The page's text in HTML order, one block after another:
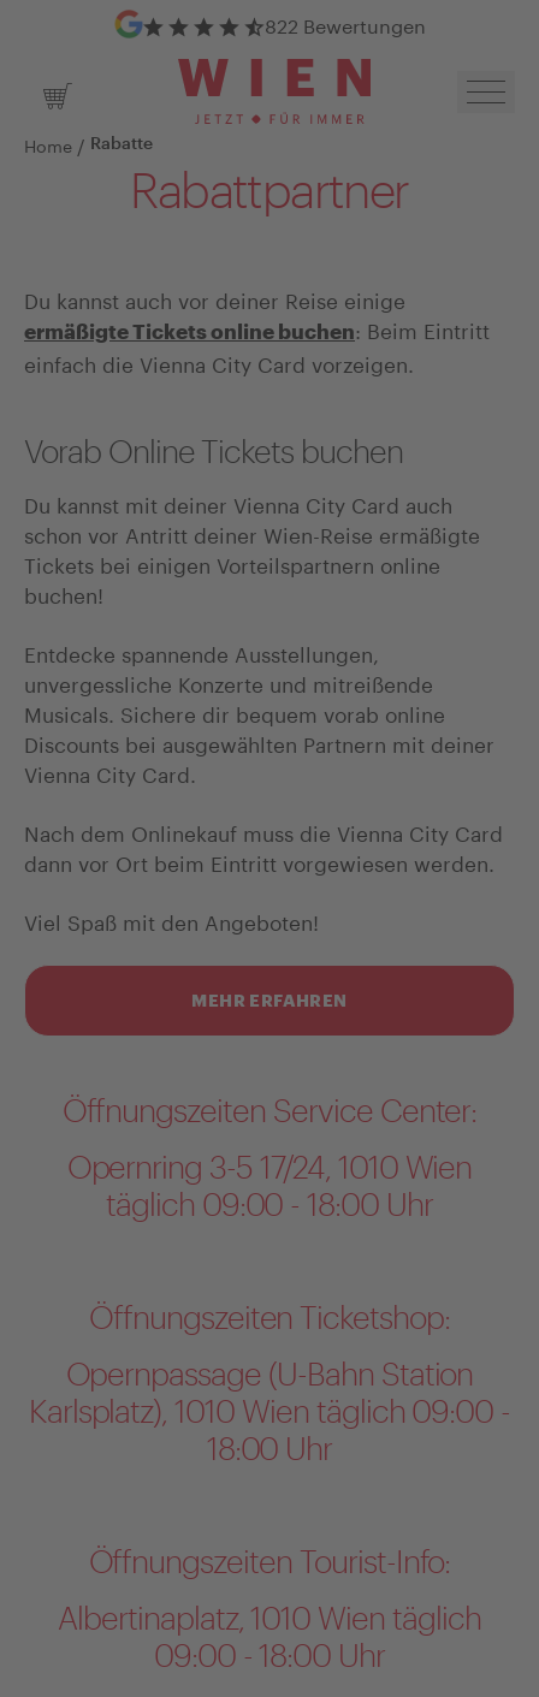
Google Bewertungen
822 Bewertungen
Warenkorb
Home / Rabatte
Rabattpartner
Du kannst auch vor deiner Reise einige
ermäßigte Tickets online buchen: Beim Eintritt
einfach die Vienna City Card vorzeigen.
Vorab Online Tickets buchen
Du kannst mit deiner Vienna City Card auch
schon vor Antritt deiner Wien-Reise ermäßigte
Tickets bei einigen Vorteilspartnern online
buchen!
Entdecke spannende Ausstellungen,
unvergessliche Konzerte und mitreißende
Musicals. Sichere dir bequem vorab online
Discounts bei ausgewählten Partnern mit deiner
Vienna City Card.
Nach dem Onlinekauf muss die Vienna City Card
dann vor Ort beim Eintritt vorgewiesen werden.
Viel Spaß mit den Angeboten!
MEHR ERFAHREN
Öffnungszeiten Service Center:
Opernring 3-5 17/24, 1010 Wien
täglich 09:00 - 18:00 Uhr
Öffnungszeiten Ticketshop:
Opernpassage (U-Bahn Station
Karlsplatz), 1010 Wien täglich 09:00 -
18:00 Uhr
Öffnungszeiten Tourist-Info:
Albertinaplatz, 1010 Wien täglich
09:00 - 18:00 Uhr